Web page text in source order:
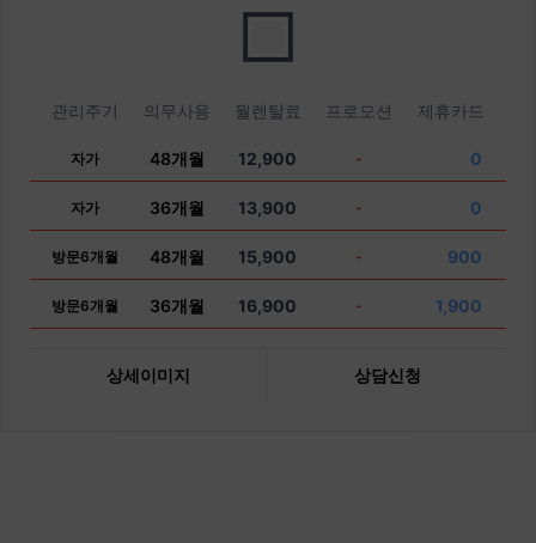
관리주기 의무사용 월렌탈료 프로모션 제휴카드
자가 48개월 12,900 - 0
자가 36개월 13,900 - 0
방문6개월 48개월 15,900 - 900
방문6개월 36개월 16,900 - 1,900
상세이미지 상담신청